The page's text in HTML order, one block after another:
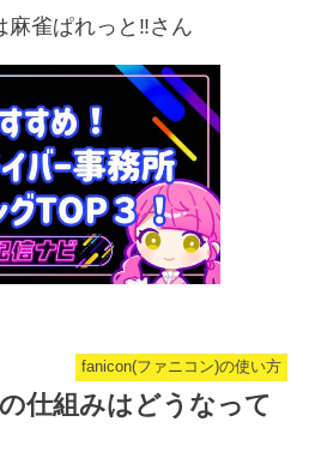
麻雀ぱれっと‼︎さん
fanicon(ファニコン)の使い方
仕組みはどうなって